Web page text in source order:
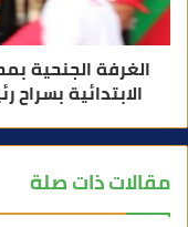
الغرفة الجنحية
الابتدائية
مقالات ذات صلة